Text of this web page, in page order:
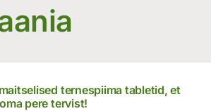
ternespiima tabletid, et
pere tervist!